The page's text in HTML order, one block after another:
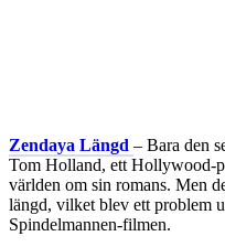
Zendaya Längd – Bara den
Tom Holland, ett Hollywood-
världen om sin romans. Men
längd, vilket blev ett problem
Spindelmannen-filmen.